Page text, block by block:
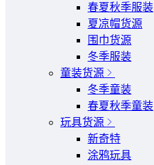
春夏秋季服装
夏凉帽货源
围巾货源
冬季服装
童装货源
冬季童装
春夏秋季童装
玩具货源
新奇特
涂鸦玩具